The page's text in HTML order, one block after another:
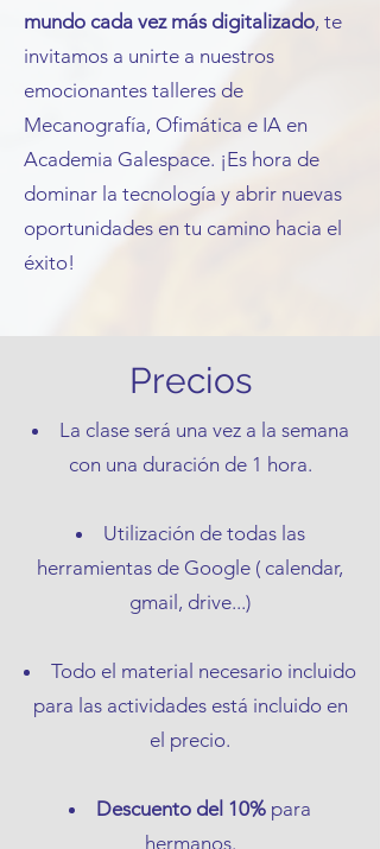
mundo cada vez más digitalizado, te
invitamos a unirte a nuestros
emocionantes talleres de
Mecanografía, Ofimática e IA en
Academia Galespace. ¡Es hora de
dominar la tecnología y abrir nuevas
oportunidades en tu camino hacia el
éxito!
Precios
La clase será una vez a la semana
con una duración de 1 hora.
Utilización de todas las
herramientas de Google ( calendar,
gmail, drive...)
Todo el material necesario incluido
para las actividades está incluido en
el precio.
Descuento del 10% para
hermanos.